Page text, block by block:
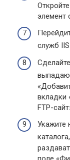
элемент
служб
вкладки
FTP-
Укажите